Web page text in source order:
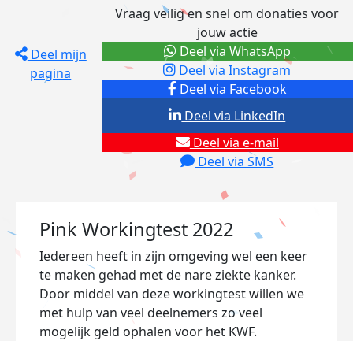
Deel mijn
pagina
Vraag veilig en snel om donaties voor
jouw actie
Deel via Facebook
Deel via Instagram
Deel via e-mail
Deel via SMS
Deel via LinkedIn
Deel via WhatsApp
Pink Workingtest 2022
Iedereen heeft in zijn omgeving wel een keer
te maken gehad met de nare ziekte kanker.
Door middel van deze workingtest willen we
met hulp van veel deelnemers zo veel
mogelijk geld ophalen voor het KWF.